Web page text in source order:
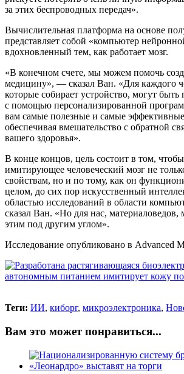
за этих беспроводных передач».
Вычислительная платформа на основе
представляет собой «компьютер
вдохновленный тем, как работает мозг.
«В конечном счете, мы можем помочь
медицину», — сказал Ван. «Для каждого
которые собирает устройство, могут
с помощью персонализированной
вам самые полезные и самые
обеспечивая вмешательство с обратной
вашего здоровья».
В конце концов, цель состоит в том, чтобы
имитирующее человеческий мозг не
свойствам, но и по тому, как он
целом, до сих пор искусственный
областью исследований в области
сказал Ван. «Но для нас, материаловедов,
этим под другим углом».
Исследование опубликовано в Advanced
Теги: ИИ, киборг, микроэлектроника,
Вам это может понравиться...